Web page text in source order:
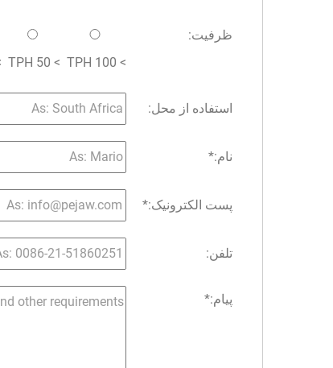
ظرفیت:
> 100 TPH
> 50 TPH
استفاده از محل:
نام:*
پست الکترونیک:*
تلفن:
پیام:*